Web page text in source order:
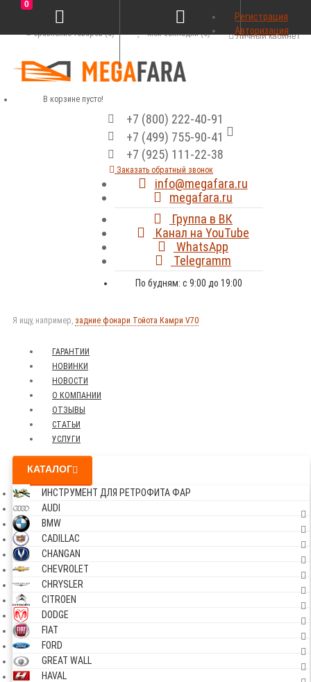
Личный кабинет
Мои закладки (0)
Сравнение товаров (0)
+7 (800) 222-40-91
+7 (499) 755-90-41
+7 (925) 111-22-38
Заказать обратный звонок
info@megafara.ru
megafara.ru
Группа в ВК
Канал на YouTube
WhatsApp
Telegramm
По будням: с 9:00 до 19:00
Я ищу, например, задние фонари Тойота Камри V70
Регистрация
Авторизация
0
В корзине пусто!
ГАРАНТИИ
НОВИНКИ
НОВОСТИ
О КОМПАНИИ
ОТЗЫВЫ
СТАТЬИ
УСЛУГИ
КАТАЛОГ
ИНСТРУМЕНТ ДЛЯ РЕТРОФИТА ФАР
AUDI
BMW
CADILLAC
CHANGAN
CHEVROLET
CHRYSLER
CITROEN
DODGE
FIAT
FORD
GREAT WALL
HAVAL